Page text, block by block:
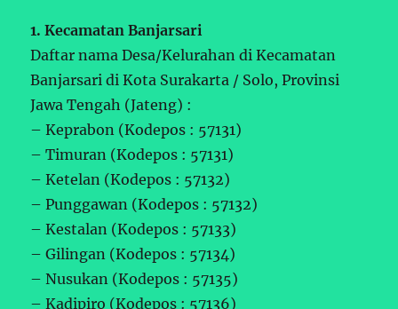
1. Kecamatan Banjarsari
Daftar nama Desa/Kelurahan di Kecamatan
Banjarsari di Kota Surakarta / Solo, Provinsi
Jawa Tengah (Jateng) :
– Keprabon (Kodepos : 57131)
– Timuran (Kodepos : 57131)
– Ketelan (Kodepos : 57132)
– Punggawan (Kodepos : 57132)
– Kestalan (Kodepos : 57133)
– Gilingan (Kodepos : 57134)
– Nusukan (Kodepos : 57135)
– Kadipiro (Kodepos : 57136)